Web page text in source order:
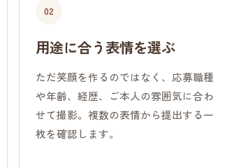
02
用途に合う表情を選ぶ
ただ笑顔を作るのではなく、応募職種
や年齢、経歴、ご本人の雰囲気に合わ
せて撮影。複数の表情から提出する一
枚を確認します。